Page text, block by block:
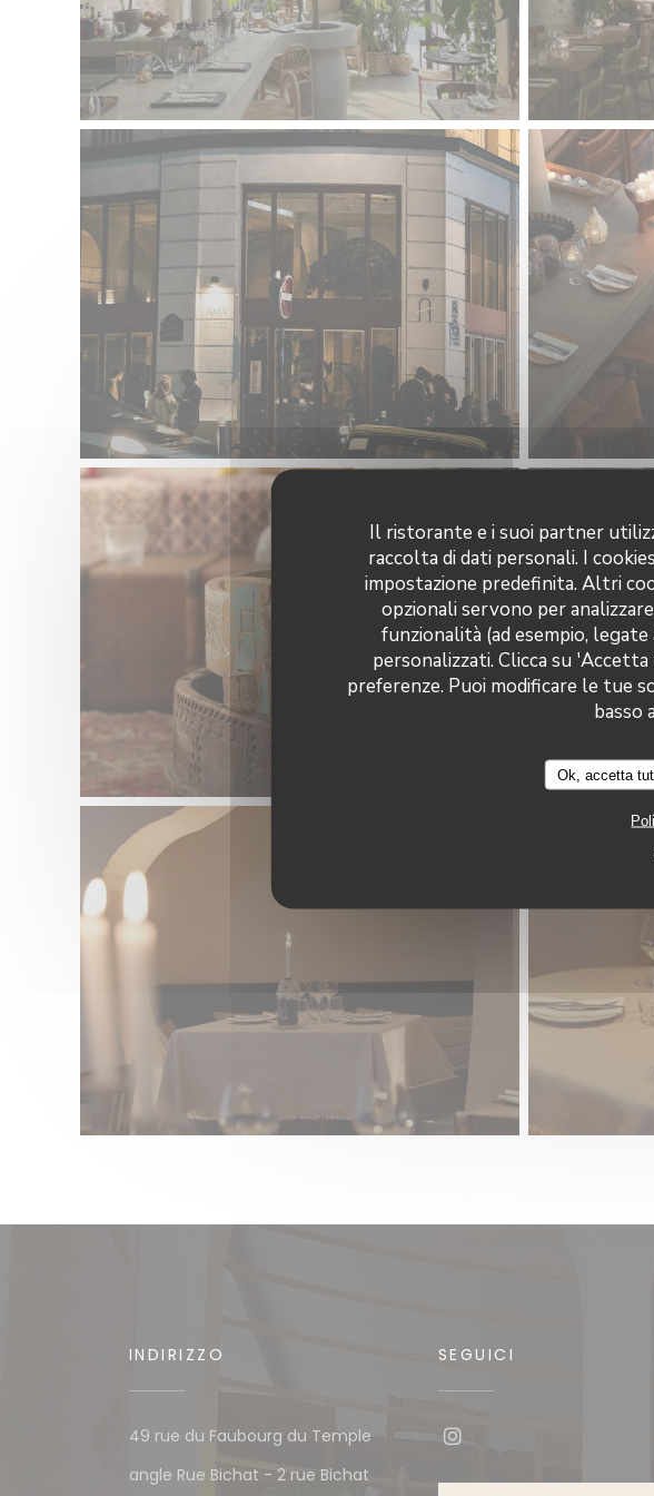
Il ristorante e i suoi partner
raccolta di dati personali. I
impostazione predefinita. Altri
opzionali servono per
funzionalità (ad esempio,
personalizzati. Clicca su
preferenze. Puoi modificare le tue
basso
Ok, accetta
INDIRIZZO
49 rue du Faubourg du Temple
angle Rue Bichat - 2 rue Bichat
SEGUICI